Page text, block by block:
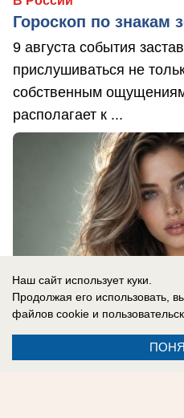
Гороскоп по знакам
9 августа события
прислушиваться не
собственным
располагает к ...
Наш сайт использует куки.
Продолжая его использовать,
файлов cookie и